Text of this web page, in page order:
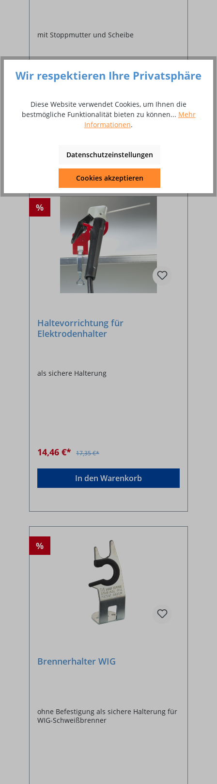
mit Stoppmutter und Scheibe
8,98 €* 10,78 €*
%
Haltevorrichtung für
Elektrodenhalter
als sichere Halterung
14,46 €* 17,35 €*
In den Warenkorb
%
Brennerhalter WIG
ohne Befestigung als sichere Halterung für
WIG-Schweißbrenner
Wir respektieren Ihre Privatsphäre
Diese Website verwendet Cookies, um Ihnen die
bestmögliche Funktionalität bieten zu können... Mehr
Informationen.
Datenschutzeinstellungen
Cookies akzeptieren